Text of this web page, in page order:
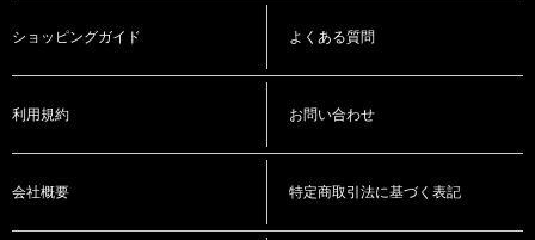
ショッピングガイド よくある質問
利用規約 お問い合わせ
会社概要 特定商取引法に基づく表記